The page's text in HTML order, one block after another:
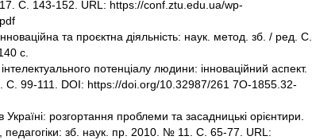
С. 143-152. URL: https://conf.ztu.edu.ua/wp-
та проєктна діяльність: наук. метод. зб. / ред. С.
с.
потенціалу людини: інноваційний аспект.
С. 99-111. DOI: https://doi.org/10.32987/261 7O-1855.32-
розгортання проблеми та засадницькі орієнтири.
педагогіки: зб. наук. пр. 2010. № 11. С. 65-77. URL: